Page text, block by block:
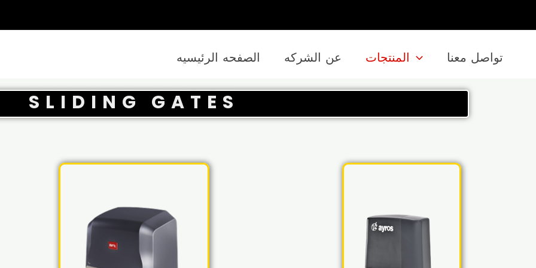
الصفحه الرئيسيه عن الشركه المنتجات تواصل معنا
SLIDING GATES